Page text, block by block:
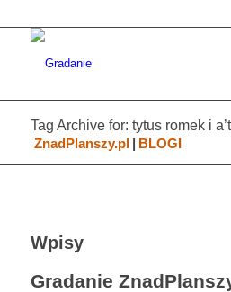
Tag Archive for: tytus romek i
ZnadPlanszy.pl | BLOGI
Wpisy
Gradanie